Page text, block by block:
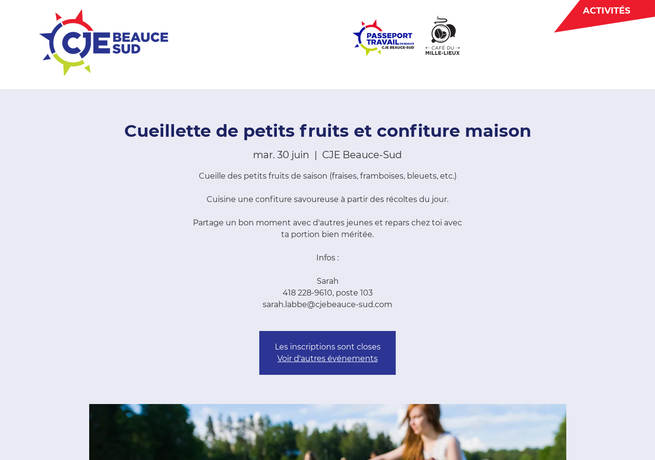
ACTIVITÉS
Cueillette de petits fruits et confiture maison
mar. 30 juin
  |
CJE Beauce-Sud
Cueille des petits fruits de saison (fraises, framboises, bleuets, etc.)
Cuisine une confiture savoureuse à partir des récoltes du jour.
Partage un bon moment avec d'autres jeunes et repars chez toi avec
ta portion bien méritée.
Infos :
Sarah
418 228-9610, poste 103
sarah.labbe@cjebeauce-sud.com
Les inscriptions sont closes
Voir d'autres événements